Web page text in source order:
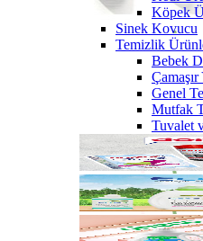
Köpek
Sinek Kovucu
Temizlik
Bebek
Genel
Mutfak
Tuvalet